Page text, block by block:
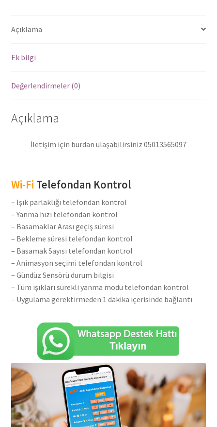
Merdiven
adet
Açıklama
Ek bilgi
Değerlendirmeler (0)
Açıklama
İletişim için burdan ulaşabilirsiniz 05013565097
Wi-Fi Telefondan Kontrol
– Işık parlaklığı telefondan kontrol
– Yanma hızı telefondan kontrol
– Basamaklar Arası geçiş süresi
– Bekleme süresi telefondan kontrol
– Basamak Sayısı telefondan kontrol
– Animasyon seçimi telefondan kontrol
– Gündüz Sensörü durum bilgisi
– Tüm ışıkları sürekli yanma modu telefondan kontrol
– Uygulama gerektirmeden 1 dakika içerisinde bağlantı